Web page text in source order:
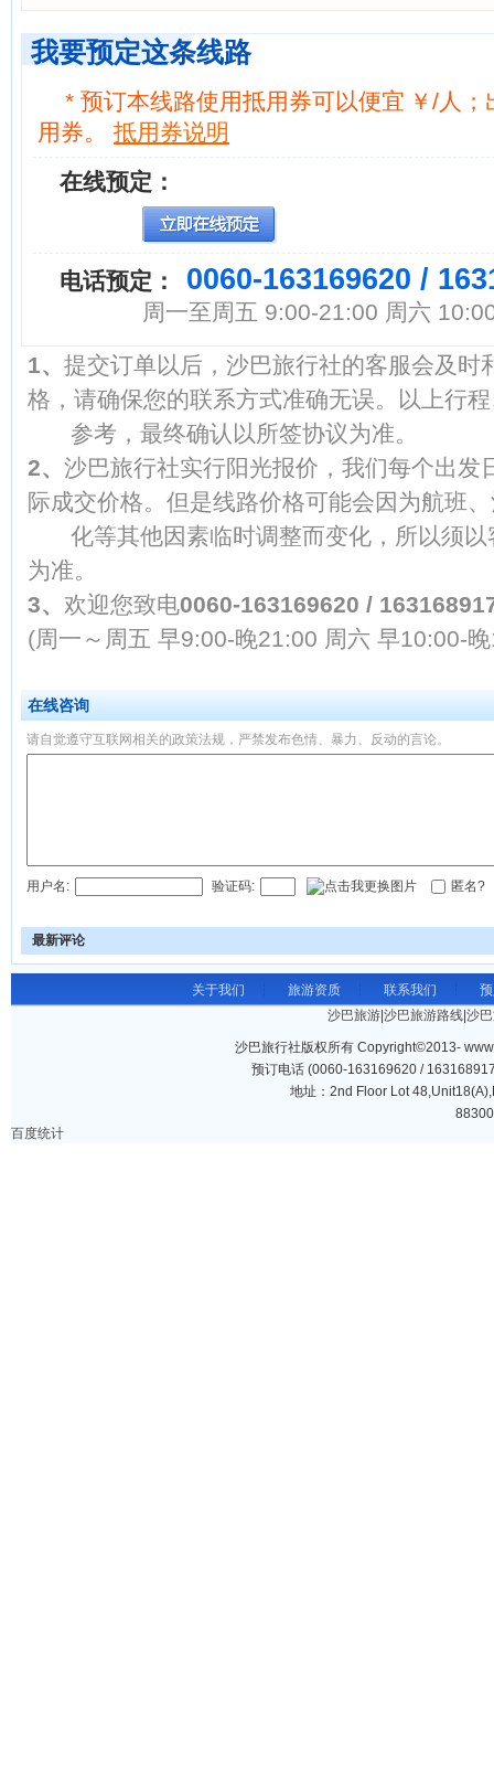
我要预定这条线路
* 预订本线路使用抵用券可以便宜 ￥/人
用券。 抵用券说明
在线预定：
电话预定： 0060-163169620 /
周一至周五 9:00-21:00 周六
1、 提交订单以后，沙巴旅行社的客服会及时
格，请确保您的联系方式准确无误。以上行
参考，最终确认以所签协议为准。
2、 沙巴旅行社实行阳光报价，我们每个出发
际成交价格。但是线路价格可能会因为航班
化等其他因素临时调整而变化，所以须以
为准。
3、 欢迎您致电0060-163169620 /
(周一～周五 早9:00-晚21:00 周六 早10:00-
在线咨询
请自觉遵守互联网相关的政策法规，严禁发布色情、暴力、反动的言论。
用户名: 验证码: 匿名?
最新评论
关于我们 旅游资质┆ 联系我们
沙巴旅游| 沙巴旅游路线| 沙
沙巴旅行社版权所有 Copyright©2013-
预订电话 (0060-163169620 /
地址：2nd Floor Lot
百度统计